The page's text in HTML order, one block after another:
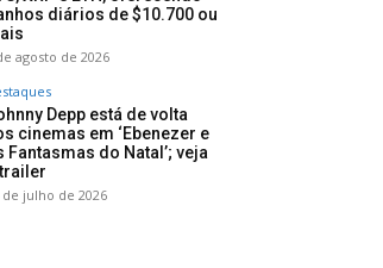
diários de $10.700 ou
agosto de 2026
Depp está de volta
cinemas em ‘Ebenezer e
Fantasmas do Natal’; veja
de julho de 2026